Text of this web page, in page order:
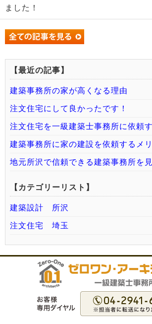
ました！
【最近の記事】
建築事務所の家が高くなる理由
注文住宅にして良かったです！
注文住宅を一級建築士事務所に依頼
建築事務所に家の建設を依頼するメ
地元所沢で信頼できる建築事務所を
【カテゴリーリスト】
建築設計 所沢
注文住宅 埼玉